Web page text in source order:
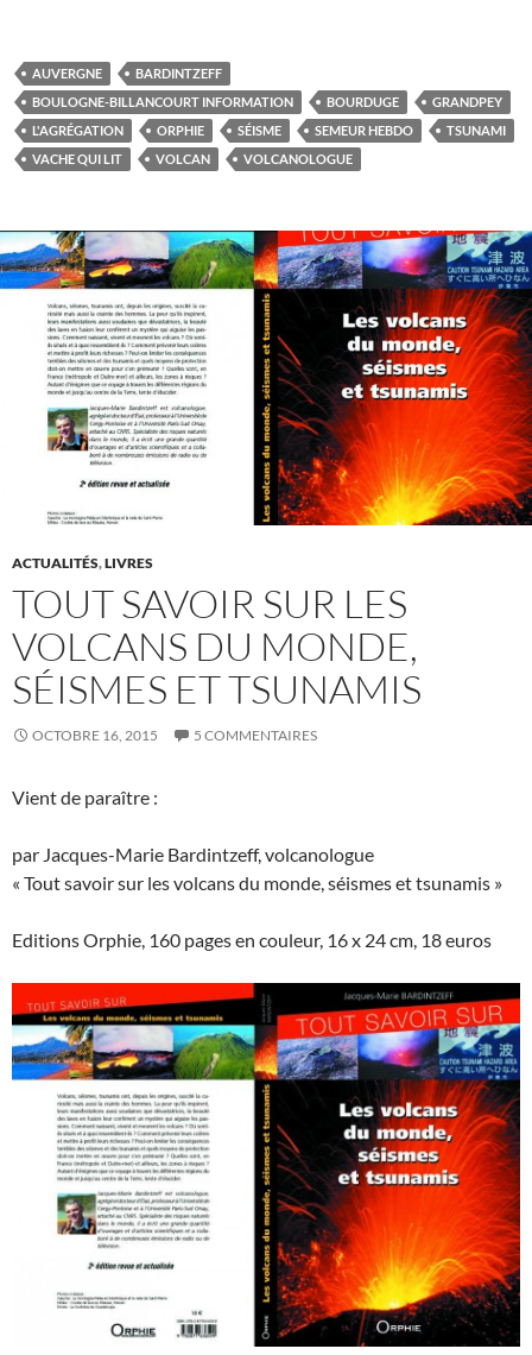
AUVERGNE
BARDINTZEFF
BOULOGNE-BILLANCOURT INFORMATION
BOURDUGE
GRANDPEY
L'AGRÉGATION
ORPHIE SÉISME SEMEUR HEBDO
TSUNAMI
VACHE QUI LIT
VOLCAN VOLCANOLOGUE
ACTUALITÉS,LIVRES
TOUT SAVOIR SUR LES
VOLCANS DU MONDE,
SÉISMES ET TSUNAMIS
OCTOBRE 16, 2015 5 COMMENTAIRES
Vient de paraître :
par Jacques-Marie Bardintzeff, volcanologue
« Tout savoir sur les volcans du monde, séismes et tsunamis »
Editions Orphie, 160 pages en couleur, 16 x 24 cm, 18 euros